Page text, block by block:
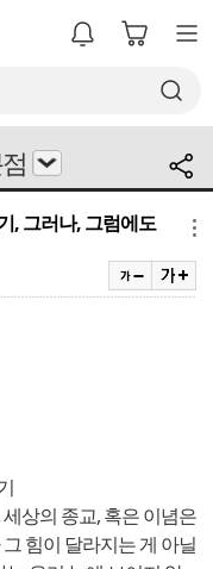
, 그러나, 그럼에도
상의 종교, 혹은 이념은
힘이 달라지는 게 아닐